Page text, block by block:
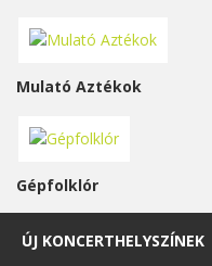
Mulató Aztékok
Gépfolklór
ÚJ KONCERTHELYSZÍNEK